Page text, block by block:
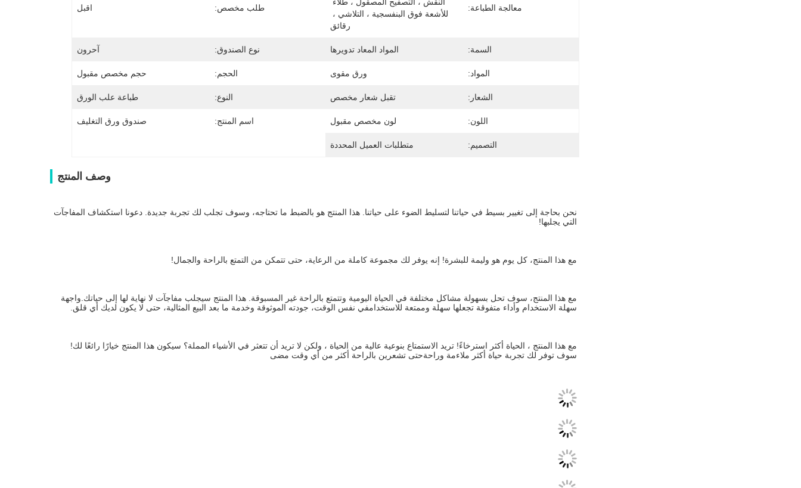
معالجة الطباعة:
رقائق
طلب مخصص: اقبل
السمة: المواد المعاد تدويرها نوع الصندوق: آحرون
المواد: ورق مقوى الحجم: حجم مخصص مقبول
الشعار: تقبل شعار مخصص النوع: طباعة علب الورق
اللون: لون مخصص مقبول اسم المنتج: صندوق ورق التغليف
التصميم: متطلبات العميل المحددة
وصف المنتج
التي يجلبها!
مع هذا المنتج، كل يوم هو وليمة للبشرة! إنه يوفر لك مجموعة كاملة من الرعاية، حتى تتمكن من التمتع بالراحة والجمال!
سهلة الاستخدام وأداء متفوقة تجعلها سهلة وممتعة للاستخدامفي نفس الوقت، جودته الموثوقة وخدمة ما بعد البيع المثالية، حتى لا يكون لديك أي قلق.
مع هذا المنتج ، الحياة أكثر استرخاءً! تريد الاستمتاع بنوعية عالية من الحياة ، ولكن لا تريد أن تتعثر في الأشياء المملة؟ سيكون هذا المنتج خيارًا رائعًا لك!
سوف توفر لك تجربة حياة أكثر ملاءمة وراحةحتى تشعرين بالراحة أكثر من أي وقت مضى